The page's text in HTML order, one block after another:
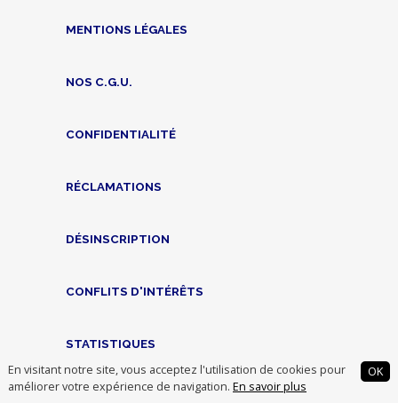
En visitant notre site, vous acceptez l'utilisation de cookies pour
améliorer votre expérience de navigation. En savoir plus
OK
MENTIONS LÉGALES
NOS C.G.U.
CONFIDENTIALITÉ
RÉCLAMATIONS
DÉSINSCRIPTION
CONFLITS D'INTÉRÊTS
STATISTIQUES